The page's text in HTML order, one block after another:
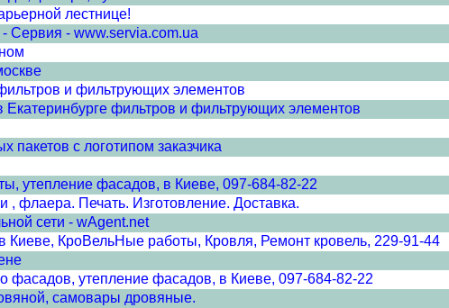
лестнице!
Сервия - www.servia.com.ua
и фильтрующих элементов
Екатеринбурге фильтров и фильтрующих элементов
пакетов с логотипом заказчика
утепление фасадов, в Киеве, 097-684-82-22
, флаера. Печать. Изготовление. Доставка.
сети - wAgent.net
Киеве, КроВельНые работы, Кровля, Ремонт кровель, 229-91-44
фасадов, утепление фасадов, в Киеве, 097-684-82-22
самовары дровяные.